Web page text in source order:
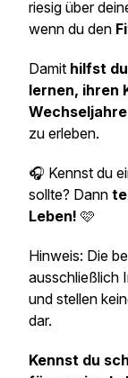
riesig über
wenn du den
Damit hilfst
lernen, ihren
Wechseljahre
zu erleben.
🎧 Kennst du
sollte? Dann
Leben! 🩷
Hinweis: Die
ausschließlich
und stellen
dar.
Kennst du